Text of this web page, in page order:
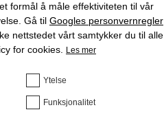
formål å måle effektiviteten til vår
Gå til Googles personvernregler
nettstedet vårt samtykker du til alle
for cookies.
Les mer
Ytelse
Funksjonalitet